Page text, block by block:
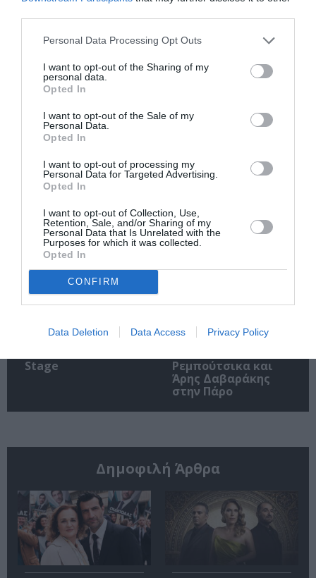
Personal Data Processing Opt Outs
I want to opt-out of the Sharing of my
personal data.
Opted In
I want to opt-out of the Sale of my
Personal Data.
Opted In
I want to opt-out of processing my
Personal Data for Targeted Advertising.
Opted In
I want to opt-out of Collection, Use,
Retention, Sale, and/or Sharing of my
Personal Data that Is Unrelated with the
Purposes for which it was collected.
Opted In
CONFIRM
Data Deletion Data Access Privacy Policy
Mania The Abba
Tribute: Μια
στο Christmas
Theater
The Magician’s
Οι Arab Strap στο
Stage
Τα τραγούδια μας:
Ρεμπούτσικα και
Άρης Δαβαράκης
στην Πάρο
Δημοφιλή Άρθρα